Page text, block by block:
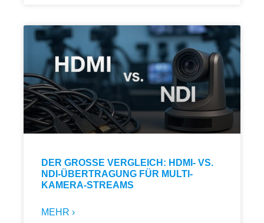
DER GROSSE VERGLEICH: HDMI- VS. N
DI-ÜBERTRAGUNG FÜR MULTI-K
AMERA-STREAMS
MEHR ›